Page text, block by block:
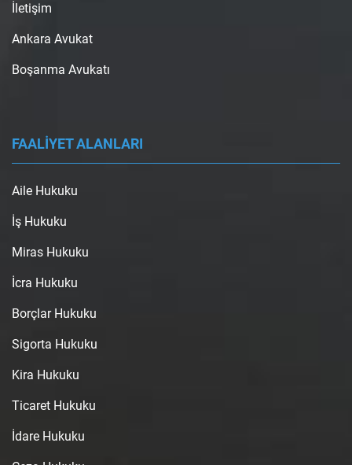
İletişim
Ankara Avukat
Boşanma Avukatı
FAALİYET ALANLARI
Aile Hukuku
İş Hukuku
Miras Hukuku
İcra Hukuku
Borçlar Hukuku
Sigorta Hukuku
Kira Hukuku
Ticaret Hukuku
İdare Hukuku